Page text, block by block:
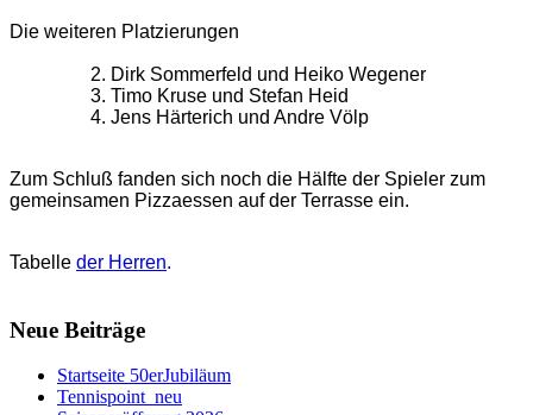
Die weiteren Platzierungen
2. Dirk Sommerfeld und Heiko Wegener
3. Timo Kruse und Stefan Heid
4. Jens Härterich und Andre Völp
Zum Schluß fanden sich noch die Hälfte der Spieler zum
gemeinsamen Pizzaessen auf der Terrasse ein.
Tabelle der Herren.
Neue Beiträge
Startseite 50erJubiläum
Tennispoint_neu